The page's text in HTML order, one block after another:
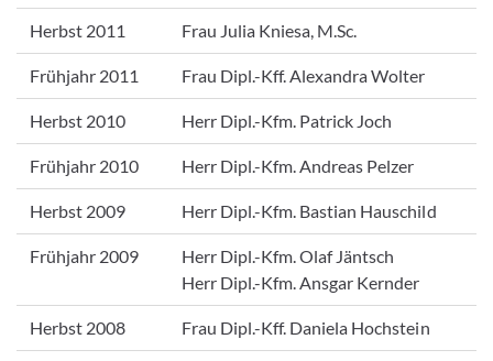
Herbst 2011 Frau Julia Kniesa, M.Sc.
Frühjahr 2011 Frau Dipl.-Kff. Alexandra Wolter
Herbst 2010 Herr Dipl.-Kfm. Patrick Joch
Frühjahr 2010 Herr Dipl.-Kfm. Andreas Pelzer
Herbst 2009 Herr Dipl.-Kfm. Bastian Hauschild
Frühjahr 2009
Herr Dipl.-Kfm. Olaf Jäntsch
Herr Dipl.-Kfm. Ansgar Kernder
Herbst 2008 Frau Dipl.-Kff. Daniela Hochstein